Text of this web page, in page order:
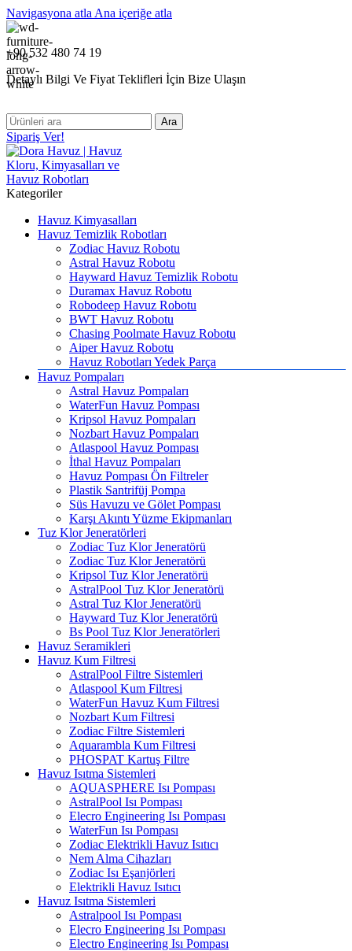
Navigasyona atla Ana içeriğe atla
+90 532 480 74 19
Detaylı Bilgi Ve Fiyat Teklifleri İçin Bize Ulaşın
Ara
Sipariş Ver!
Kategoriler
Havuz Kimyasalları
Havuz Temizlik Robotları
Zodiac Havuz Robotu
Astral Havuz Robotu
Hayward Havuz Temizlik Robotu
Duramax Havuz Robotu
Robodeep Havuz Robotu
BWT Havuz Robotu
Chasing Poolmate Havuz Robotu
Aiper Havuz Robotu
Havuz Robotları Yedek Parça
Havuz Pompaları
Astral Havuz Pompaları
WaterFun Havuz Pompası
Kripsol Havuz Pompaları
Nozbart Havuz Pompaları
Atlaspool Havuz Pompası
İthal Havuz Pompaları
Havuz Pompası Ön Filtreler
Plastik Santrifüj Pompa
Süs Havuzu ve Gölet Pompası
Karşı Akıntı Yüzme Ekipmanları
Tuz Klor Jeneratörleri
Zodiac Tuz Klor Jeneratörü
Zodiac Tuz Klor Jeneratörü
Kripsol Tuz Klor Jeneratörü
AstralPool Tuz Klor Jeneratörü
Astral Tuz Klor Jeneratörü
Hayward Tuz Klor Jeneratörü
Bs Pool Tuz Klor Jeneratörleri
Havuz Seramikleri
Havuz Kum Filtresi
AstralPool Filtre Sistemleri
Atlaspool Kum Filtresi
WaterFun Havuz Kum Filtresi
Nozbart Kum Filtresi
Zodiac Filtre Sistemleri
Aquarambla Kum Filtresi
PHOSPAT Kartuş Filtre
Havuz Isıtma Sistemleri
AQUASPHERE Isı Pompası
AstralPool Isı Pompası
Elecro Engineering Isı Pompası
WaterFun Isı Pompası
Zodiac Elektrikli Havuz Isıtıcı
Nem Alma Cihazları
Zodiac Isı Eşanjörleri
Elektrikli Havuz Isıtıcı
Havuz Isıtma Sistemleri
Astralpool Isı Pompası
Elecro Engineering Isı Pompası
Electro Engineering Isı Pompası